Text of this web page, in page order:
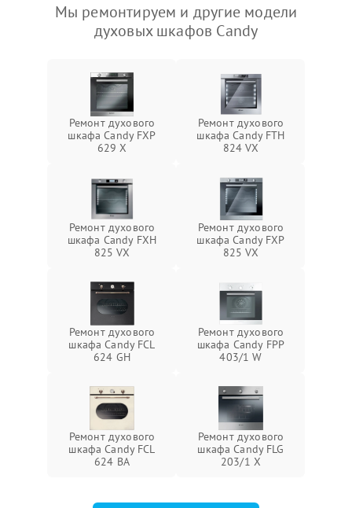
Мы ремонтируем и другие модели
духовых шкафов Candy
Ремонт духового
шкафа Candy FXP
629 X
Ремонт духового
шкафа Candy FTH
824 VX
Ремонт духового
шкафа Candy FXH
825 VX
Ремонт духового
шкафа Candy FXP
825 VX
Ремонт духового
шкафа Candy FCL
624 GH
Ремонт духового
шкафа Candy FPP
403/1 W
Ремонт духового
шкафа Candy FCL
624 BA
Ремонт духового
шкафа Candy FLG
203/1 X